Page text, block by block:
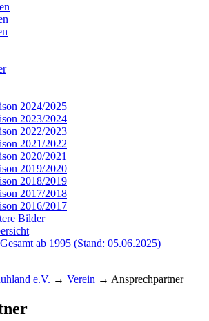
2024/2025
2023/2024
2022/2023
2021/2022
2020/2021
2019/2020
2018/2019
2017/2018
2016/2017
Bilder
ab 1995 (Stand: 05.06.2025)
e.V. → Verein → Ansprechpartner